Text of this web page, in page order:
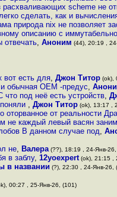
scheme не
сделать, как и
природа nix не позволяет
описанию с
отвечать, Аноним (44), 20:19 ,
вот есть для, Джон Титор (ok),
обычная OEM -предус,
под неё есть устройств,
, Джон Титор (ok), 13:17 ,
оторванное от реальности
не каждый левый васян
В данном случае под,
не, Валера (??), 18:19 , 24-Янв-
в заблу, 12yoexpert (ok), 21:15 ,
в названии (?), 22:30 , 24-Янв-26,
00:27 , 25-Янв-26, (101)